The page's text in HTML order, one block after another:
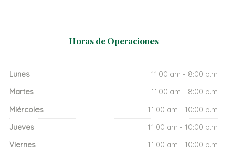
Horas de Operaciones
Lunes
11:00 am - 8:00 p.m
Martes
11:00 am - 8:00 p.m
Miércoles
11:00 am - 10:00 p.m
Jueves
11:00 am - 10:00 p.m
Viernes
11:00 am - 10:00 p.m